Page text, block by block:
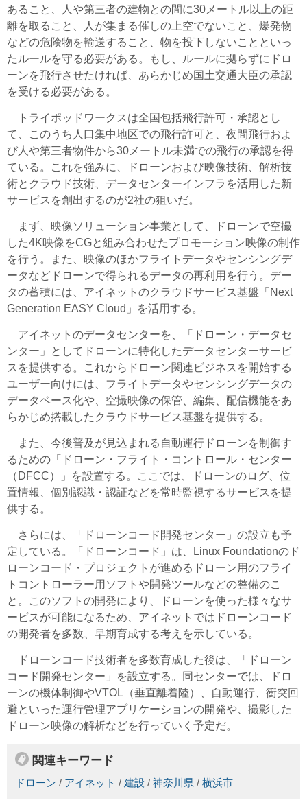
あること、人や第三者の建物との間に30メートル以上の距
離を取ること、人が集まる催しの上空でないこと、爆発物
などの危険物を輸送すること、物を投下しないことといっ
たルールを守る必要がある。もし、ルールに拠らずにドロ
ーンを飛行させたければ、あらかじめ国土交通大臣の承認
を受ける必要がある。
トライポッドワークスは全国包括飛行許可・承認とし
て、このうち人口集中地区での飛行許可と、夜間飛行およ
び人や第三者物件から30メートル未満での飛行の承認を得
ている。これを強みに、ドローンおよび映像技術、解析技
術とクラウド技術、データセンターインフラを活用した新
サービスを創出するのが2社の狙いだ。
まず、映像ソリューション事業として、ドローンで空撮
した4K映像をCGと組み合わせたプロモーション映像の制作
を行う。また、映像のほかフライトデータやセンシングデ
ータなどドローンで得られるデータの再利用を行う。デー
タの蓄積には、アイネットのクラウドサービス基盤「Next
Generation EASY Cloud」を活用する。
アイネットのデータセンターを、「ドローン・データセ
ンター」としてドローンに特化したデータセンターサービ
スを提供する。これからドローン関連ビジネスを開始する
ユーザー向けには、フライトデータやセンシングデータの
データベース化や、空撮映像の保管、編集、配信機能をあ
らかじめ搭載したクラウドサービス基盤を提供する。
また、今後普及が見込まれる自動運行ドローンを制御す
るための「ドローン・フライト・コントロール・センター
（DFCC）」を設置する。ここでは、ドローンのログ、位
置情報、個別認識・認証などを常時監視するサービスを提
供する。
さらには、「ドローンコード開発センター」の設立も予
定している。「ドローンコード」は、Linux Foundationのド
ローンコード・プロジェクトが進めるドローン用のフライ
トコントローラー用ソフトや開発ツールなどの整備のこ
と。このソフトの開発により、ドローンを使った様々なサ
ービスが可能になるため、アイネットではドローンコード
の開発者を多数、早期育成する考えを示している。
ドローンコード技術者を多数育成した後は、「ドローン
コード開発センター」を設立する。同センターでは、ドロ
ーンの機体制御やVTOL（垂直離着陸）、自動運行、衝突回
避といった運行管理アプリケーションの開発や、撮影した
ドローン映像の解析などを行っていく予定だ。
関連キーワード
ドローン / アイネット / 建設 / 神奈川県 / 横浜市